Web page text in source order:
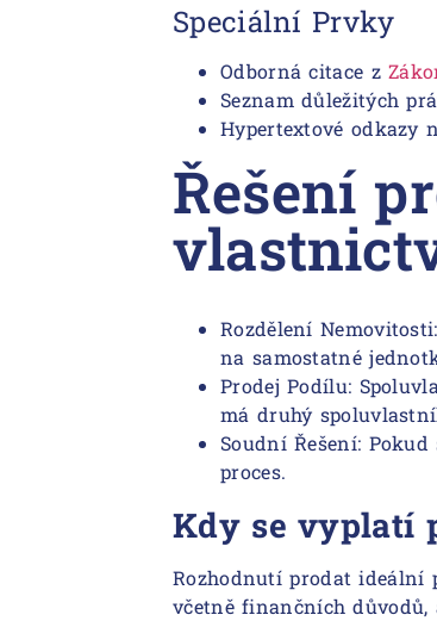
Speciální Prvky
Odborná citace z
Seznam důležitých
Hypertextové odkazy
Řešení
Rozdělení
na samostatné
Prodej Podílu:
má druhý
Soudní Řešení:
proces.
Kdy se vyplatí
Rozhodnutí prodat ideální
včetně finančních důvodů,